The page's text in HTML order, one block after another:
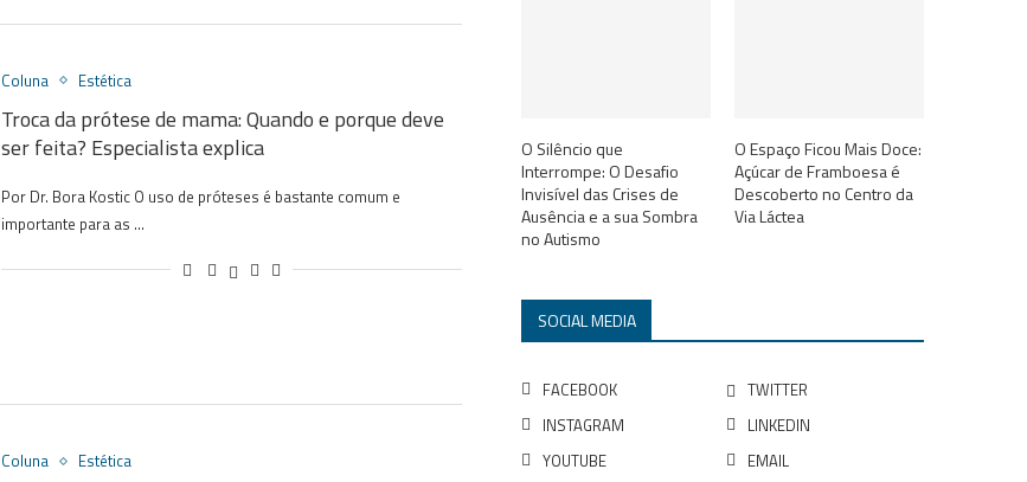
Coluna Estética
Troca da prótese de mama: Quando e porque deve
ser feita? Especialista explica
Por Dr. Bora Kostic O uso de próteses é bastante comum e
importante para as …
Coluna Estética
O Silêncio que
Interrompe: O Desafio
Invisível das Crises de
Ausência e a sua Sombra
no Autismo
O Espaço Ficou Mais Doce:
Açúcar de Framboesa é
Descoberto no Centro da
Via Láctea
SOCIAL MEDIA
FACEBOOK
TWITTER
INSTAGRAM
LINKEDIN
YOUTUBE
EMAIL